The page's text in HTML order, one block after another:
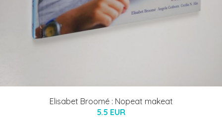
Elisabet Broomé : Nopeat makeat
5.5 EUR